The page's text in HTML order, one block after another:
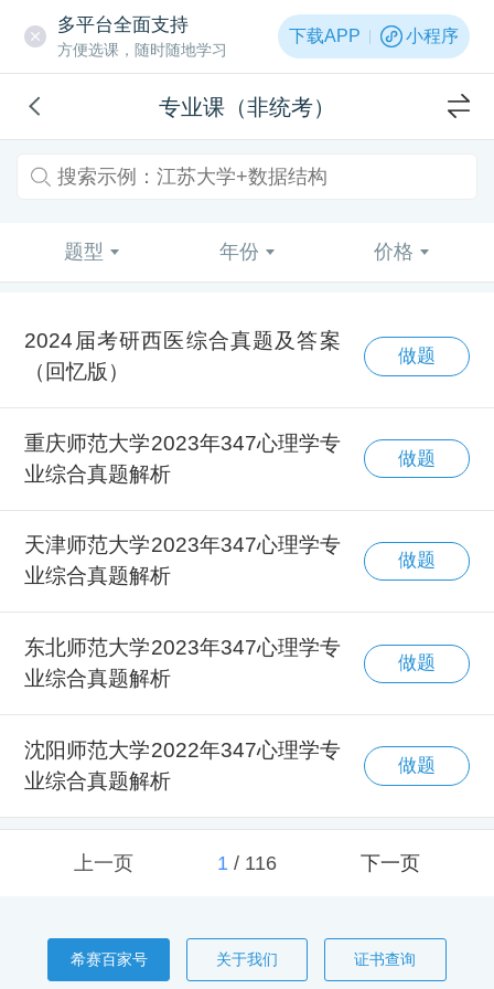
多平台全面支持
方便选课，随时随地学习
下载APP 小程序
专业课（非统考）
题型 年份 价格
2024届考研西医综合真题及答案
（回忆版）
做题
重庆师范大学2023年347心理学专
业综合真题解析
做题
天津师范大学2023年347心理学专
业综合真题解析
做题
东北师范大学2023年347心理学专
业综合真题解析
做题
沈阳师范大学2022年347心理学专
业综合真题解析
做题
上一页 1 / 116 下一页
希赛百家号 关于我们 证书查询